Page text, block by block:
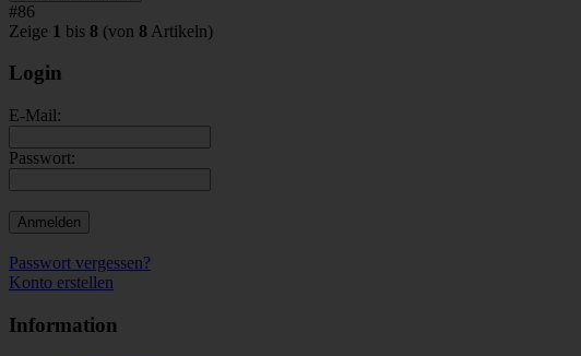
#86
Zeige 1 bis 8 (von 8 Artikeln)
Login
E-Mail:
Passwort:
Passwort vergessen?
Konto erstellen
Information